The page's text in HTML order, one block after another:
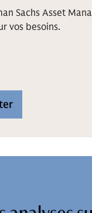
Sachs Asset
vos besoins.